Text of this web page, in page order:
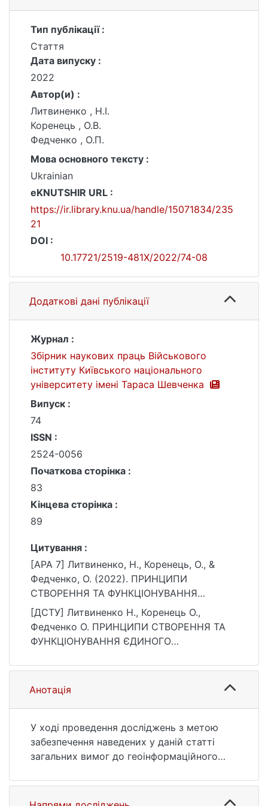
Тип публікації :
Стаття
Дата випуску :
2022
Автор(и) :
Литвиненко , Н.І.
Коренець , О.В.
Федченко , О.П.
Мова основного тексту :
Ukrainian
eKNUTSHIR URL :
https://ir.library.knu.ua/handle/15071834/235
21
DOI :
10.17721/2519-481X/2022/74-08
Додаткові дані публікації
Журнал :
Збірник наукових праць Військового
інституту Київського національного
університету імені Тараса Шевченка
Випуск :
74
ISSN :
2524-0056
Початкова сторінка :
83
Кінцева сторінка :
89
Цитування :
[APA 7] Литвиненко, Н., Коренець, О., &
Федченко, О. (2022). ПРИНЦИПИ
СТВОРЕННЯ ТА ФУНКЦІОНУВАННЯ
ЄДИНОГО ГЕОІНФОРМАЦІЙНОГО
СЕРЕДОВИЩА ЗБРОЙНИХ СИЛ УКРАЇНИ.
Збірник наукових праць Військового
університету імені Тараса Шевченка, (74),
481X/2022/74-08
[ДСТУ] Литвиненко Н., Коренець О.,
Федченко О. ПРИНЦИПИ СТВОРЕННЯ ТА
ФУНКЦІОНУВАННЯ ЄДИНОГО
ЗБРОЙНИХ СИЛ УКРАЇНИ. Збірник
наукових праць Військового інституту
Київського національного університету
89. DOI: 10.17721/2519-481X/2022/74-08
(дата звернення: 25.07.2026).
Анотація
У ході проведення досліджень з метою
забезпечення наведених у даній статті
загальних вимог до геоінформаційного
системи управління Збройними Силами
України (ЄАСУ ЗСУ) були обґрунтовані